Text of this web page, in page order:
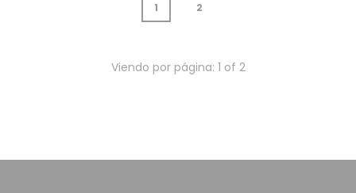
1 2
Viendo por página: 1 of 2